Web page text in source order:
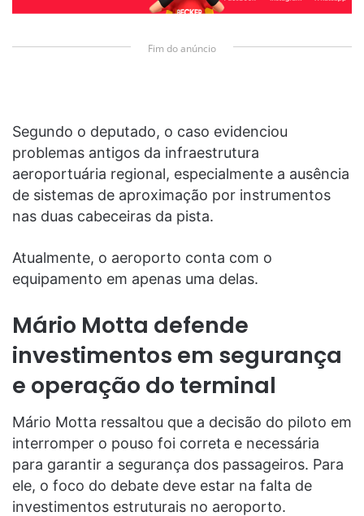
Fim do anúncio
Segundo o deputado, o caso evidenciou
problemas antigos da infraestrutura
aeroportuária regional, especialmente a ausência
de sistemas de aproximação por instrumentos
nas duas cabeceiras da pista.
Atualmente, o aeroporto conta com o
equipamento em apenas uma delas.
Mário Motta defende
investimentos em segurança
e operação do terminal
Mário Motta ressaltou que a decisão do piloto em
interromper o pouso foi correta e necessária
para garantir a segurança dos passageiros. Para
ele, o foco do debate deve estar na falta de
investimentos estruturais no aeroporto.